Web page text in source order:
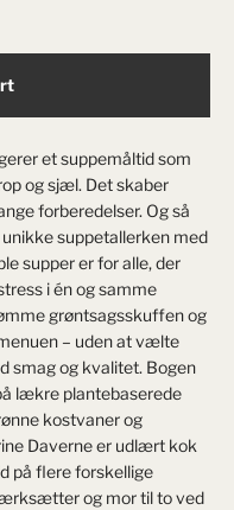
et suppemåltid som
og sjæl. Det skaber
forberedelser. Og så
suppetallerken med
supper er for alle, der
i én og samme
grøntsagsskuffen og
– uden at vælte
smag og kvalitet. Bogen
lækre plantebaserede
kostvaner og
Daverne er udlært kok
på flere forskellige
og mor til to ved